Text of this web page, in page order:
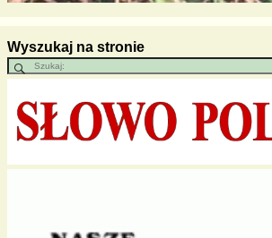
Wyszukaj na stronie